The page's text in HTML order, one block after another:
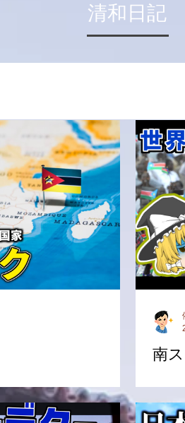
​清和日記
南